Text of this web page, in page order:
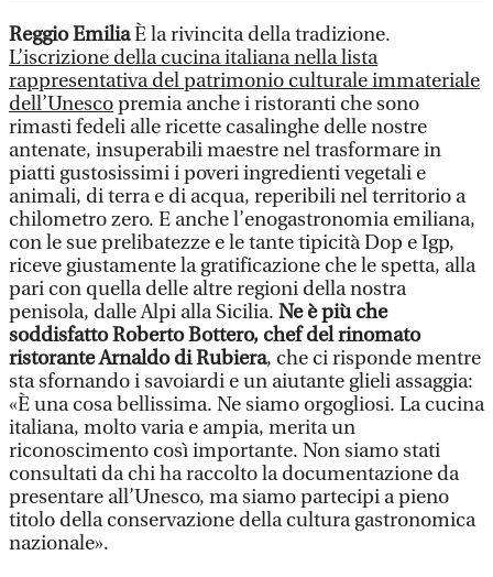
Reggio EmiliaÈ la rivincita della tradizione.
L’iscrizione della cucina italiana nella lista
rappresentativa del patrimonio culturale immateriale
dell’Unescopremia anche i ristoranti che sono
rimasti fedeli alle ricette casalinghe delle nostre
antenate, insuperabili maestre nel trasformare in
piatti gustosissimi i poveri ingredienti vegetali e
animali, di terra e di acqua, reperibili nel territorio a
chilometro zero. E anche l’enogastronomia emiliana,
con le sue prelibatezze e le tante tipicità Dop e Igp,
riceve giustamente la gratificazione che le spetta, alla
pari con quella delle altre regioni della nostra
penisola, dalle Alpi alla Sicilia. Ne è più che
soddisfatto Roberto Bottero, chef del rinomato
ristorante Arnaldo di Rubiera, che ci risponde mentre
sta sfornando i savoiardi e un aiutante glieli assaggia:
«È una cosa bellissima. Ne siamo orgogliosi. La cucina
italiana, molto varia e ampia, merita un
riconoscimento così importante. Non siamo stati
consultati da chi ha raccolto la documentazione da
presentare all’Unesco, ma siamo partecipi a pieno
titolo della conservazione della cultura gastronomica
nazionale».